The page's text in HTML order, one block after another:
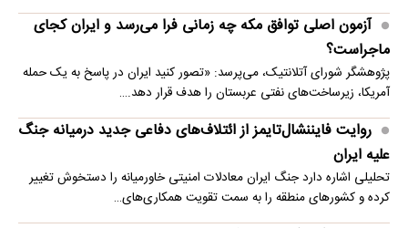
آزمون اصلی توافق مکه چه زمانی فرا می‌رسد و ایران کجای
ماجراست؟
پژوهشگر شورای آتلانتیک، می‌پرسد: «تصور کنید ایران در پاسخ به یک حمله
آمریکا، زیرساخت‌های نفتی عربستان را هدف قرار دهد.…
روایت فایننشال‌تایمز از ائتلاف‌های دفاعی جدید درمیانه جنگ
علیه ایران
تحلیلی اشاره دارد جنگ ایران معادلات امنیتی خاورمیانه را دستخوش تغییر
کرده و کشورهای منطقه را به سمت تقویت همکاری‌های…